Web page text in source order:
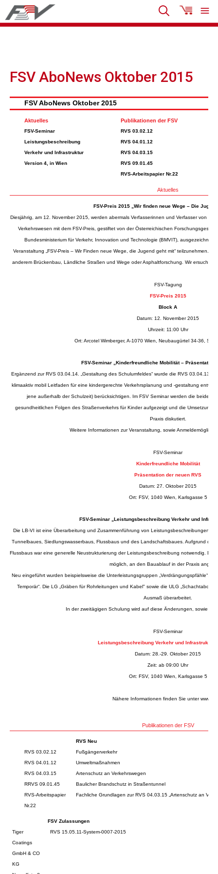
FSV AboNews Oktober 2015
FSV AboNews Oktober 2015
Aktuelles Publikationen der FSV
FSV-Seminar
Leistungsbeschreibung
Verkehr und Infrastruktur
Version 4, in Wien
RVS 03.02.12
RVS 04.01.12
RVS 04.03.15
RVS 09.01.45
RVS-Arbeitspapier Nr.22
Aktuelles
FSV-Preis 2015 „Wir finden neue Wege – Die
Diesjährig, am 12. November 2015, werden abermals Verfasserinnen und Verfasser von
Verkehrswesen mit dem FSV-Preis, gestiftet von der Österreichischen
Bundesministerium für Verkehr, Innovation und Technologie (BMVIT),
Veranstaltung „FSV-Preis – Wir Finden neue Wege, die Jugend geht mit“ teilzunehmen.
anderem Brückenbau, Ländliche Straßen und Wege oder Asphaltforschung. Wir ersuchen
FSV-Tagung
FSV-Preis 2015
Block A
Datum: 12. November 2015
Uhrzeit: 11:00 Uhr
Ort: Arcotel Wimberger, A-1070 Wien, Neubaugürtel 34-36,
FSV-Seminar „Kinderfreundliche Mobilität – Präsentation
Ergänzend zur RVS 03.04.14. „Gestaltung des Schulumfeldes“ wurde die RVS 03.04.13.
klimaaktiv mobil Leitfaden für eine kindergerechte Verkehrsplanung und -gestaltung
jene außerhalb der Schulzeit) berücksichtigen. Im FSV Seminar werden die beide
gesundheitlichen Folgen des Straßenverkehrs für Kinder aufgezeigt und die Umsetzung
Praxis diskutiert.
Weitere Informationen zur Veranstaltung, sowie
FSV-Seminar
Kinderfreundliche Mobilität
Präsentation der neuen RVS
Datum: 27. Oktober 2015
Ort: FSV, 1040 Wien, Karlsgasse 5
FSV-Seminar „Leistungsbeschreibung Verkehr und
Die LB-VI ist eine Überarbeitung und Zusammenführung von Leistungsbeschreibungen,
Tunnelbaues, Siedlungswasserbaus, Flussbaus und des Landschaftsbaues. Aufgrund der
Flussbaus war eine generelle Neustrukturierung der Leistungsbeschreibung notwendig.
möglich, an den Bauablauf in der Praxis
Neu eingeführt wurden beispielsweise die Unterleistungsgruppen „Verdrängungspfähle“,
Temporär“. Die LG „Gräben für Rohrleitungen und Kabel" sowie die ULG
Ausmaß überarbeitet.
In der zweitägigen Schulung wird auf diese Änderungen, sowie
FSV-Seminar
Leistungsbeschreibung Verkehr und Infrastruktur
Datum: 28.-29. Oktober 2015
Zeit: ab 09:00 Uhr
Ort: FSV, 1040 Wien, Karlsgasse 5
Nähere Informationen finden Sie unter
Publikationen der FSV
RVS Neu
RVS 03.02.12
Fußgängerverkehr
RVS 04.01.12
Umweltmaßnahmen
RVS 04.03.15
Artenschutz an Verkehrswegen
RRVS 09.01.45
Baulicher Brandschutz in Straßentunnel
RVS-Arbeitspapier
Nr.22
Fachliche Grundlagen zur RVS 04.03.15 „Artenschutz an
FSV Zulassungen
Tiger
Coatings
GmbH & CO
KG
RVS 15.05.11-System-0007-2015